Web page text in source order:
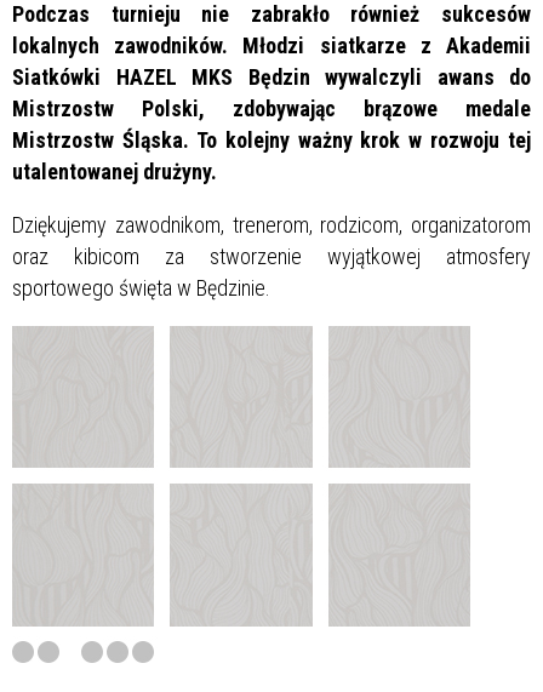
Podczas turnieju nie zabrakło również sukcesów
lokalnych zawodników. Młodzi siatkarze z Akademii
Siatkówki HAZEL MKS Będzin wywalczyli awans do
Mistrzostw Polski, zdobywając brązowe medale
Mistrzostw Śląska. To kolejny ważny krok w rozwoju tej
utalentowanej drużyny.
Dziękujemy zawodnikom, trenerom, rodzicom, organizatorom
oraz kibicom za stworzenie wyjątkowej atmosfery
sportowego święta w Będzinie.